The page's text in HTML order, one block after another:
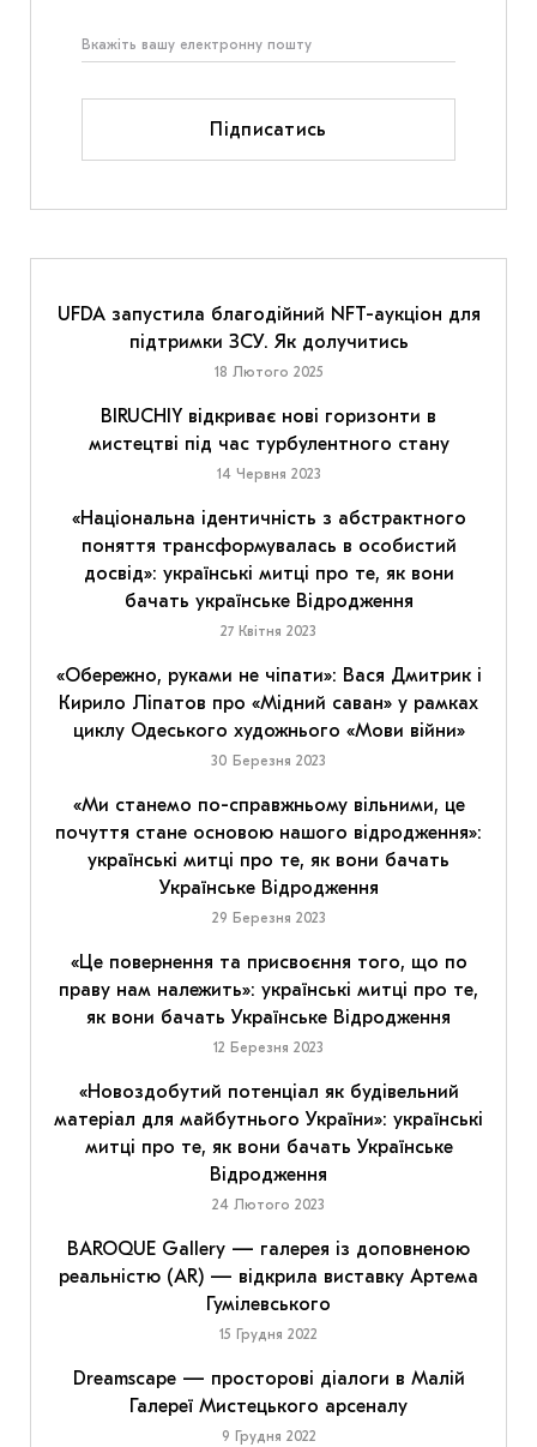
Підписатись
UFDA запустила благодійний NFT-аукціон для
підтримки ЗСУ. Як долучитись
18 Лютого 2025
BIRUCHIY відкриває нові горизонти в
мистецтві під час турбулентного стану
14 Червня 2023
«Національна ідентичність з абстрактного
поняття трансформувалась в особистий
досвід»: українські митці про те, як вони
бачать українське Відродження
27 Квітня 2023
«Обережно, руками не чіпати»: Вася Дмитрик і
Кирило Ліпатов про «Мідний саван» у рамках
циклу Одеського художнього «Мови війни»
30 Березня 2023
«Ми станемо по-справжньому вільними, це
почуття стане основою нашого відродження»:
українські митці про те, як вони бачать
Українське Відродження
29 Березня 2023
«Це повернення та присвоєння того, що по
праву нам належить»: українські митці про те,
як вони бачать Українське Відродження
12 Березня 2023
«Новоздобутий потенціал як будівельний
матеріал для майбутнього України»: українські
митці про те, як вони бачать Українське
Відродження
24 Лютого 2023
BAROQUE Gallery — галерея із доповненою
реальністю (AR) — відкрила виставку Артема
Гумілевського
15 Грудня 2022
Dreamscape — просторові діалоги в Малій
Галереї Мистецького арсеналу
9 Грудня 2022